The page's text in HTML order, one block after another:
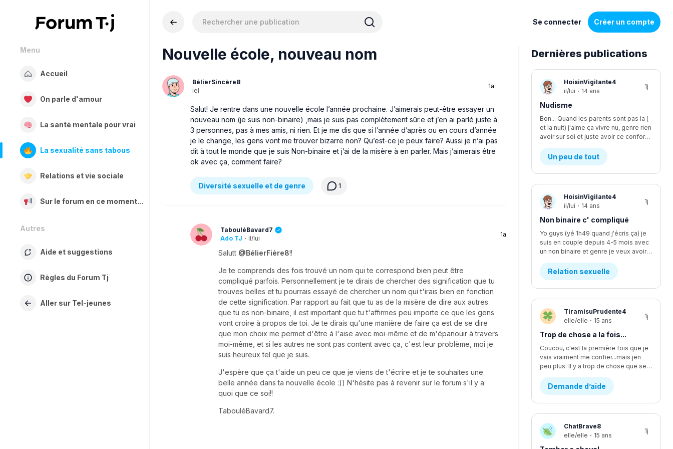
Se connecter Créer un compte
Menu
Accueil
On parle d'amour
La santé mentale pour vrai
La sexualité sans tabous
Relations et vie sociale
Sur le forum en ce moment...
Autres
Aide et suggestions
Règles du Forum Tj
Aller sur Tel-jeunes
Nouvelle école, nouveau nom
BélierSincère8
iel
1a
Salut! Je rentre dans une nouvelle école l’année prochaine. J’aimerais peut-être essayer un
nouveau nom (je suis non-binaire) ,mais je suis pas complètement sûr.e et j’en ai parlé juste à
3 personnes, pas à mes amis, ni rien. Et je me dis que si l’année d’après ou en cours d’année
je le change, les gens vont me trouver bizarre non? Qu’est-ce je peux faire? Aussi je n’ai pas
dit à tout le monde que je suis Non-binaire et j’ai de la misère à en parler. Mais j’aimerais être
ok avec ça, comment faire?
Diversité sexuelle et de genre 1
TabouléBavard7
Ado TJ · il/lui
1a
Salutt @BélierFière8!!
Je te comprends des fois trouvé un nom qui te correspond bien peut être
compliqué parfois. Personnellement je te dirais de chercher des signification que tu
trouves belles et tu pourrais essayé de chercher un nom qui t'irais bien en fonction
de cette signification. Par rapport au fait que tu as de la misère de dire aux autres
que tu es non-binaire, il est important que tu t'affirmes peu importe ce que les gens
vont croire à propos de toi. Je te dirais qu'une manière de faire ça est de se dire
que mon choix me permet d'être à l'aise avec moi-même et de m'épanouir à travers
moi-même, et si les autres ne sont pas content avec ça, c'est leur problème, moi je
suis heureux tel que je suis.
J'espère que ça t'aide un peu ce que je viens de t'écrire et je te souhaites une
belle année dans ta nouvelle école :)) N'hésite pas à revenir sur le forum s'il y a
quoi que ce soi!!
TabouléBavard7.
Dernières publications
Liste
de
discussions
HoisinVigilante4
il/lui · 14 ans
1j
Nudisme
Bon... Quand les parents sont pas la (
et la nuit) j'aime ça vivre nu, genre rien
avoir sur soi et juste avoir ce confort, je suis le seul à être nudiste... Et je fais kwa pour les voisins?
Un peu de tout
HoisinVigilante4
il/lui · 14 ans
1j
Non binaire c' compliqué
Yo guys (yé 1h49 quand j'écris ça) je
suis en couple depuis 4-5 mois avec
un non binaire et genre je veux avoir des relations avec iel mais iel est pas sur d'être prêt, ça fait quelques temps qu'y commence à vouloir faire plus... L'affaire c que je me sens comme si je l'écoutais pas assez mais finalement je suis trop à l'écoute. Moi ça fait longtemps que je veux faire ma première fois avec iel, j'y est déjà pris les seins mais mtn iel veux plus, rendu la jsp kwa faire... J'y dit quoi pour lui demander pk iel veux plus me laisser les toucher?
Relation sexuelle
TiramisuPrudente4
elle/elle · 15 ans
1j
Trop de chose a la fois...
Coucou, c'est la première fois que je
vais vraiment me confier...mais jen
peu plus. Il y a trop de chose que se passe en même temps...en se moment, je suis en procès contre un pédophile... j'étais supposer aller lire une lettre devant la cour il y a deux semaines environ, mais ça été reporter au dans deux mois. Encore. Ça fsit 2 ans que c'est reporter chaque fois. Moi jetais enfin prête a passer par dessus...mais c'est encore loin d'être fini et ça va juste me stresser encore plus. J'ai aussi été victims d'un viol d'un ami proche. Ça aussi sa failli partir en procès et c'était stressant parce que j'avais plein dappel par rapport a sa de pleins de personnes. Ma mère m'explicais pas bien les nouvelles par rapport a sa, se qui me faisait croire pleins d'affaires qui était fausse. Sinon, je change d'école cette année, pour mon secondaire 4. Je vais dans une école ou je ne suis pas vraiment apprecier, sans trop savoir pourquoi...je vais perdre tout mes amis et de sec 1 à sec 3 sa été les seuls années dans une seule école de tout ma vie. Lintidimation reviens de plus en plus...J'ai l'impression de redevenir comme avant...celle qui ce noyait dans le négatif a toute situation. J'ai vraiment changer aujourd'hui, sauf que j'ai trop l'impression de redevenir celle que j'étais...J'ai recommencer a me scarifier, alors que sa fais au moins des mois et des mois que je ne lavais pas fait....je ne sais plus du tout quoi faire...merci de m'avoir lu, c'est très apprecier 🤍
Demande d’aide
ChatBrave8
elle/elle · 15 ans
1j